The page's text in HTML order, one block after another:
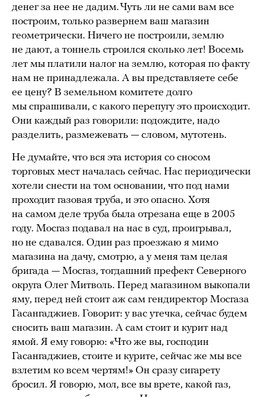
денег за нее не дадим. Чуть ли не сами вам все
построим, только развернем ваш магазин
геометрически. Ничего не построили, землю
не дают, а тоннель строился сколько лет! Восемь
лет мы платили налог на землю, которая по факту
нам не принадлежала. А вы представляете себе
ее цену? В земельном комитете долго
мы спрашивали, с какого перепугу это происходит.
Они каждый раз говорили: подождите, надо
разделить, размежевать — словом, мутотень.
Не думайте, что вся эта история со сносом
торговых мест началась сейчас. Нас периодически
хотели снести на том основании, что под нами
проходит газовая труба, и это опасно. Хотя
на самом деле труба была отрезана еще в 2005
году. Мосгаз подавал на нас в суд, проигрывал,
но не сдавался. Один раз проезжаю я мимо
магазина на дачу, смотрю, а у меня там целая
бригада — Мосгаз, тогдашний префект Северного
округа Олег Митволь. Перед магазином выкопали
яму, перед ней стоит аж сам гендиректор Мосгаза
Гасангаджиев. Говорит: у вас утечка, сейчас будем
сносить ваш магазин. А сам стоит и курит над
ямой. Я ему говорю: «Что же вы, господин
Гасангаджиев, стоите и курите, сейчас же мы все
взлетим ко всем чертям!» Он сразу сигарету
бросил. Я говорю, мол, все вы врете, какой газ,